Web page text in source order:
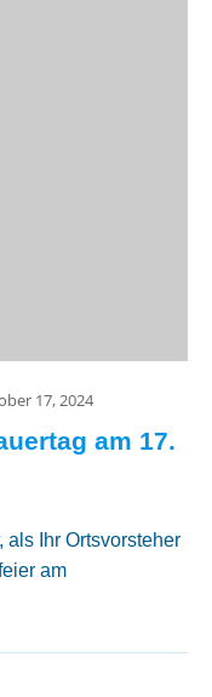
17, 2024
am 17.
als Ihr Ortsvorsteher
am